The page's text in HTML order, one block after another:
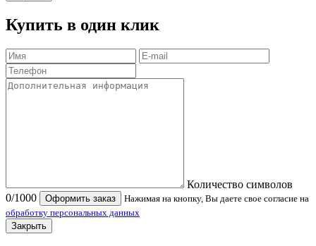
Купить в один клик
Количество символов
0/1000 Оформить заказ
Нажимая на кнопку, Вы даете свое согласие на
обработку персональных данных
Закрыть